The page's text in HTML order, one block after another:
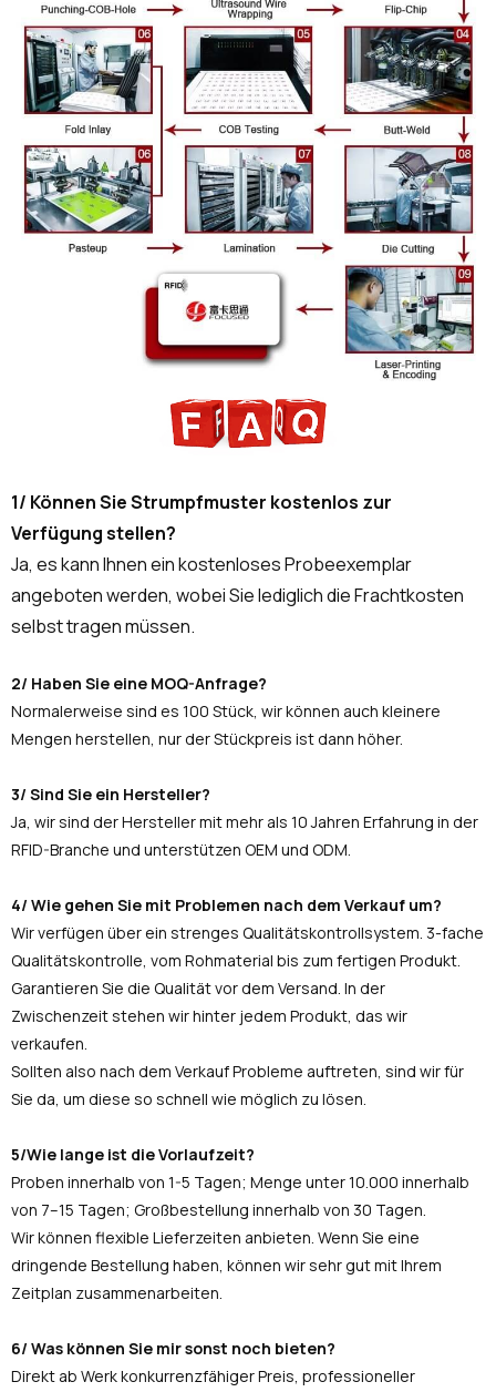
1/ Können Sie Strumpfmuster kostenlos zur
Verfügung stellen?
Ja, es kann Ihnen ein kostenloses Probeexemplar
angeboten werden, wobei Sie lediglich die Frachtkosten
selbst tragen müssen.
2/ Haben Sie eine MOQ-Anfrage?
Normalerweise sind es 100 Stück, wir können auch kleinere
Mengen herstellen, nur der Stückpreis ist dann höher.
3/ Sind Sie ein Hersteller?
Ja, wir sind der Hersteller mit mehr als 10 Jahren Erfahrung in der
RFID-Branche und unterstützen OEM und ODM.
4/ Wie gehen Sie mit Problemen nach dem Verkauf um?
Wir verfügen über ein strenges Qualitätskontrollsystem. 3-fache
Qualitätskontrolle, vom Rohmaterial bis zum fertigen Produkt.
Garantieren Sie die Qualität vor dem Versand. In der
Zwischenzeit stehen wir hinter jedem Produkt, das wir
verkaufen.
Sollten also nach dem Verkauf Probleme auftreten, sind wir für
Sie da, um diese so schnell wie möglich zu lösen.
5/Wie lange ist die Vorlaufzeit?
Proben innerhalb von 1-5 Tagen; Menge unter 10.000 innerhalb
von 7–15 Tagen; Großbestellung innerhalb von 30 Tagen.
Wir können flexible Lieferzeiten anbieten. Wenn Sie eine
dringende Bestellung haben, können wir sehr gut mit Ihrem
Zeitplan zusammenarbeiten.
6/ Was können Sie mir sonst noch bieten?
Direkt ab Werk konkurrenzfähiger Preis, professioneller